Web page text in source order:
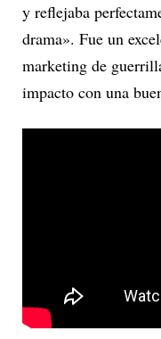
y reflejaba
drama». Fue un
marketing de
impacto con una